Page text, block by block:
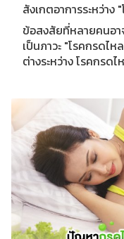
สังเกตอาการระหว่าง
ข้อสงสัยที่หลายคนอา
เป็นภาวะ "โรคกรดไ
ต่างระหว่าง โรคกรดไ